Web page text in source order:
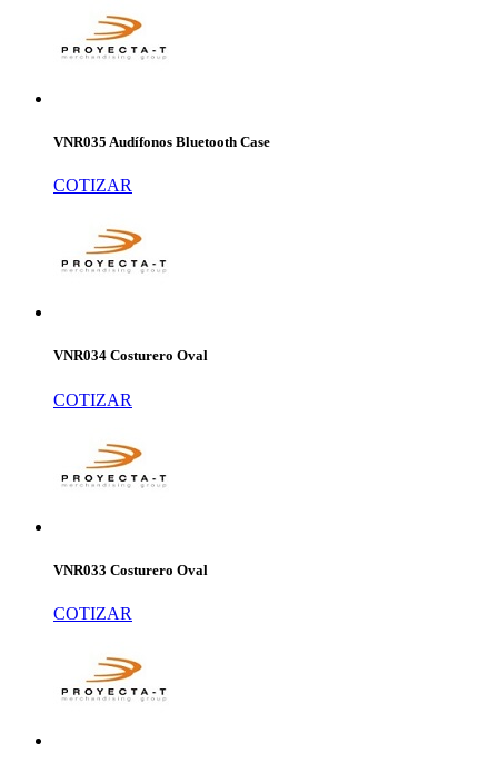
VNR035 Audífonos Bluetooth Case
COTIZAR
VNR034 Costurero Oval
COTIZAR
VNR033 Costurero Oval
COTIZAR